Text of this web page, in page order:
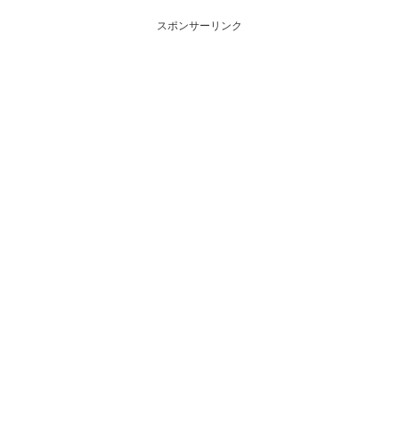
喚起・申込停止)など、空売り関
連情報を集計し、図解でわかり
喚起・申込停止)など、空売り関
連情報を集計し、図解でわかり
スポンサーリンク